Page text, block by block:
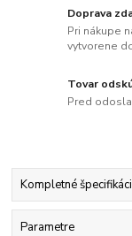
Doprava
Pri nákupe
vytvorene
Tovar
Pred
Kompletné
Parametre